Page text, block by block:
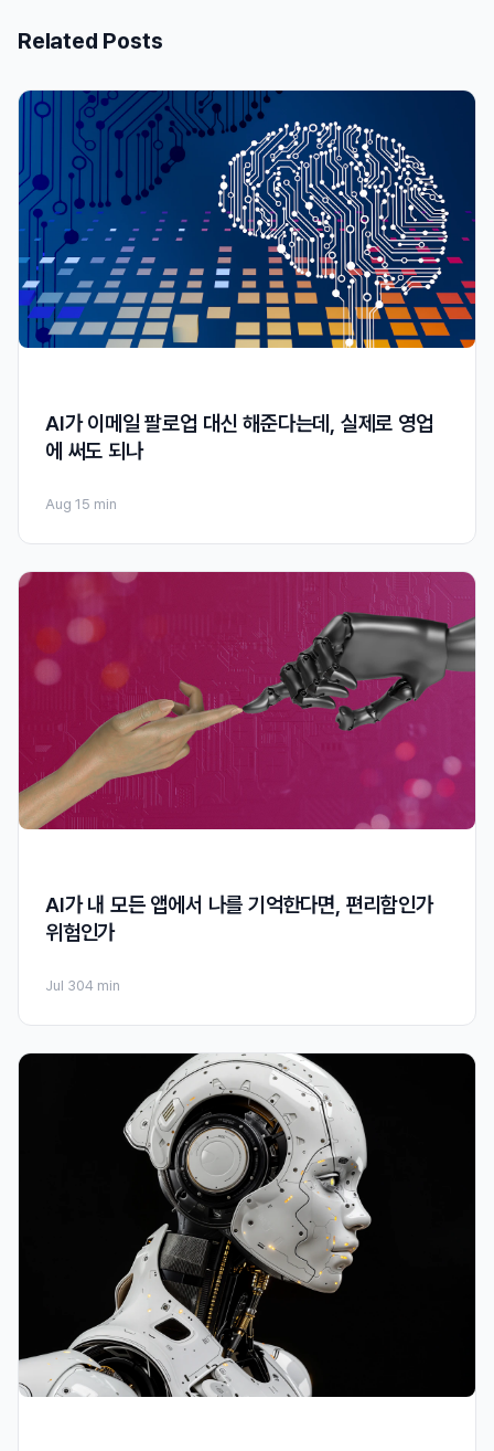
Related Posts
AI가 이메일 팔로업 대신 해준다는데, 실제로 영업
에 써도 되나
Aug 1 5 min
AI가 내 모든 앱에서 나를 기억한다면, 편리함인가
위험인가
Jul 304 min